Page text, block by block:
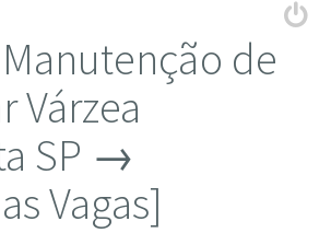
de
Várzea
SP →
Vagas]